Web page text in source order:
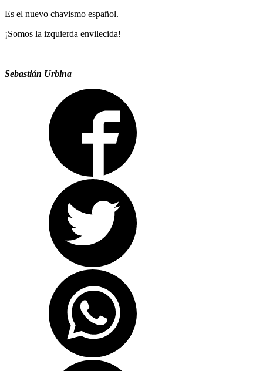
Es el nuevo chavismo español.
¡Somos la izquierda envilecida!
Sebastián Urbina